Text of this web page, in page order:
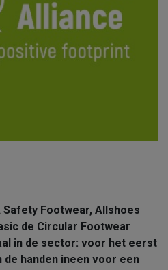
Safety Footwear, Allshoes
de Circular Footwear
in de sector: voor het eerst
handen ineen voor een